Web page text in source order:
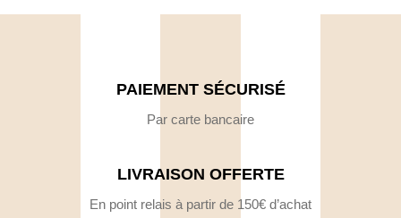
PAIEMENT SÉCURISÉ
Par carte bancaire
LIVRAISON OFFERTE
En point relais à partir de 150€ d’achat